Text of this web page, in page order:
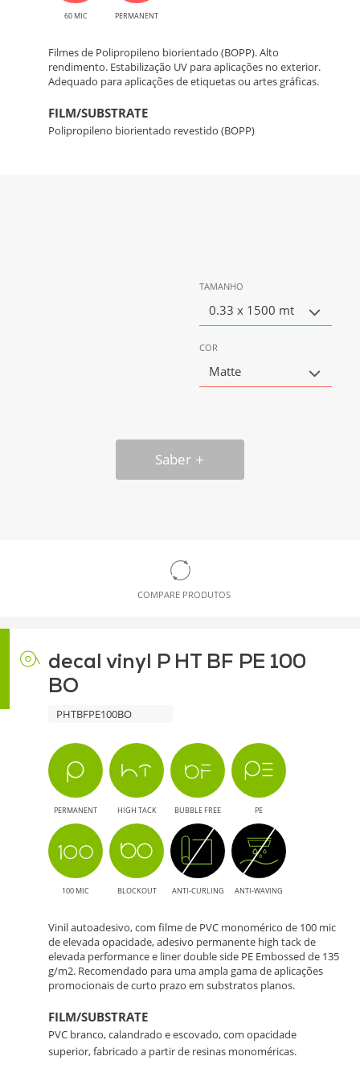
60 MIC PERMANENT
Filmes de Polipropileno biorientado (BOPP). Alto
rendimento. Estabilização UV para aplicações no exterior.
Adequado para aplicações de etiquetas ou artes gráficas.
FILM/SUBSTRATE
Polipropileno biorientado revestido (BOPP)
TAMANHO
0.33 x 1500 mt
COR
Matte
Saber
COMPARE PRODUTOS
decal vinyl P HT BF PE 100
BO
PHTBFPE100BO
PERMANENT HIGH TACK BUBBLE FREE PE
100 MIC BLOCKOUT ANTI-CURLING ANTI-WAVING
Vinil autoadesivo, com filme de PVC monomérico de 100 mic
de elevada opacidade, adesivo permanente high tack de
elevada performance e liner double side PE Embossed de 135
g/m2. Recomendado para uma ampla gama de aplicações
promocionais de curto prazo em substratos planos.
FILM/SUBSTRATE
PVC branco, calandrado e escovado, com opacidade
superior, fabricado a partir de resinas monoméricas.